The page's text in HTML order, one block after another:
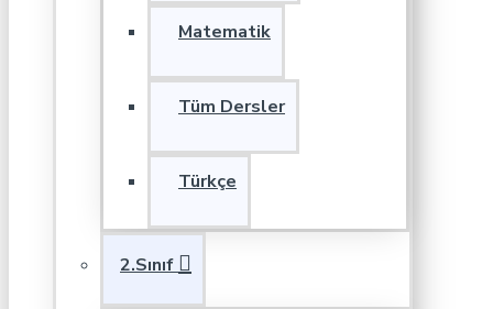
Matematik
Tüm Dersler
Türkçe
2.Sınıf